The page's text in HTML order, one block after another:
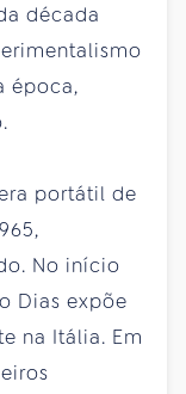
década
época,
portátil de
No início
Dias expõe
na Itália. Em